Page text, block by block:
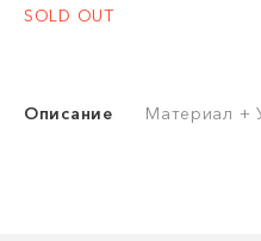
SOLD OUT
Описание Материал +